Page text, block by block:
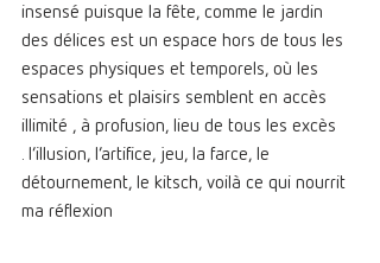
insensé puisque la fête, comme le jardin
des délices est un espace hors de tous les
espaces physiques et temporels, où les
sensations et plaisirs semblent en accès
illimité , à profusion, lieu de tous les excès
. l’illusion, l’artifice, jeu, la farce, le
détournement, le kitsch, voilà ce qui nourrit
ma réflexion